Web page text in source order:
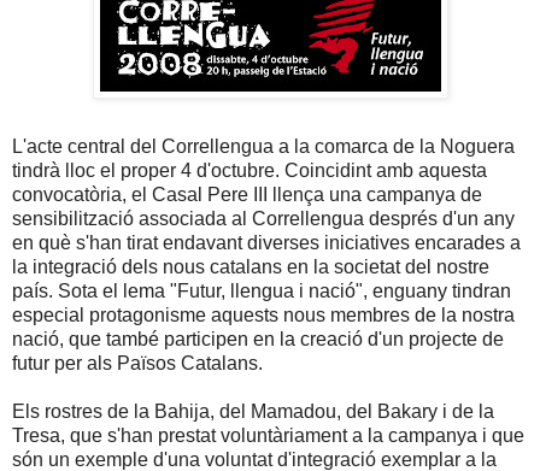
L'acte central del Correllengua a la comarca de la Noguera
tindrà lloc el proper 4 d'octubre. Coincidint amb aquesta
convocatòria, el Casal Pere III llença una campanya de
sensibilització associada al Correllengua després d'un any
en què s'han tirat endavant diverses iniciatives encarades a
la integració dels nous catalans en la societat del nostre
país. Sota el lema "Futur, llengua i nació", enguany tindran
especial protagonisme aquests nous membres de la nostra
nació, que també participen en la creació d'un projecte de
futur per als Països Catalans.
Els rostres de la Bahija, del Mamadou, del Bakary i de la
Tresa, que s'han prestat voluntàriament a la campanya i que
són un exemple d'una voluntat d'integració exemplar a la